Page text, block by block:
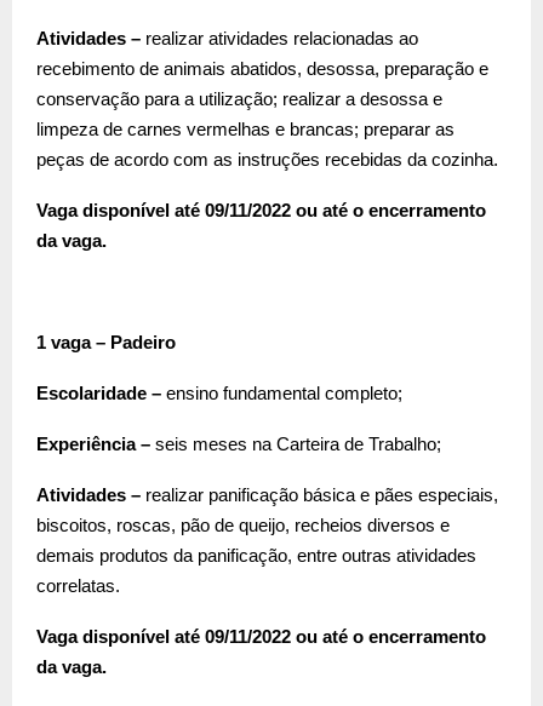
Atividades – realizar atividades relacionadas ao
recebimento de animais abatidos, desossa, preparação e
conservação para a utilização; realizar a desossa e
limpeza de carnes vermelhas e brancas; preparar as
peças de acordo com as instruções recebidas da cozinha.
Vaga disponível até 09/11/2022 ou até o encerramento
da vaga.
1 vaga – Padeiro
Escolaridade – ensino fundamental completo;
Experiência – seis meses na Carteira de Trabalho;
Atividades – realizar panificação básica e pães especiais,
biscoitos, roscas, pão de queijo, recheios diversos e
demais produtos da panificação, entre outras atividades
correlatas.
Vaga disponível até 09/11/2022 ou até o encerramento
da vaga.